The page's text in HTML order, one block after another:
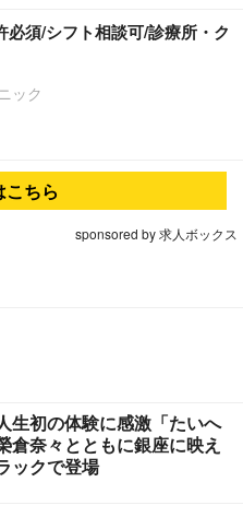
必須/シフト相談可/診療所・ク
ック
こちら
sponsored by 求人ボックス
生初の体験に感激「たいへ
奈々とともに銀座に映え
ックで登場